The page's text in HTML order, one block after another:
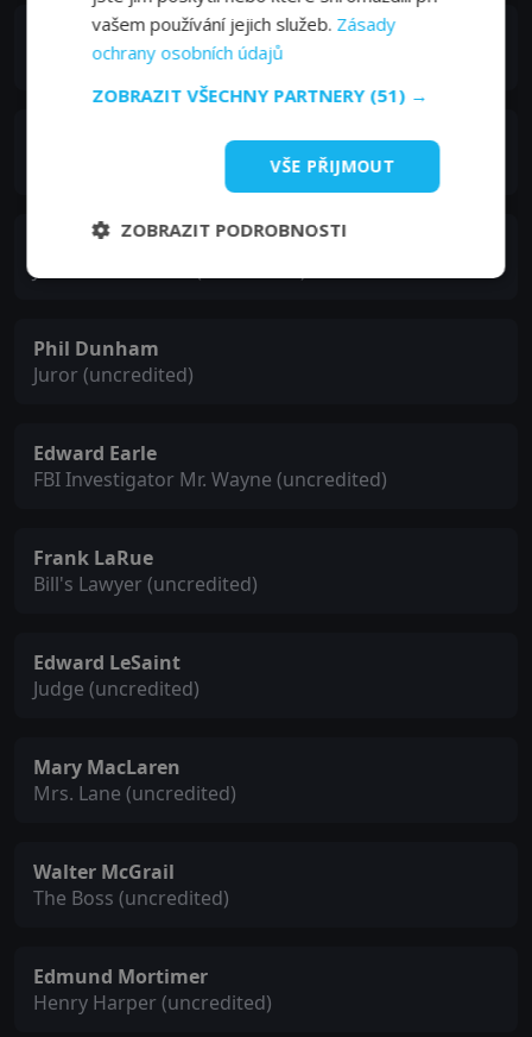
Richard Alexander
Pete Daley (uncredited)
Lester Dorr
Joe the Bartender (uncredited)
Phil Dunham
Juror (uncredited)
Edward Earle
FBI Investigator Mr. Wayne (uncredited)
Frank LaRue
Bill's Lawyer (uncredited)
Edward LeSaint
Judge (uncredited)
Mary MacLaren
Mrs. Lane (uncredited)
Walter McGrail
The Boss (uncredited)
Edmund Mortimer
Henry Harper (uncredited)
vašem používání jejich služeb. Zásady
ochrany osobních údajů
ZOBRAZIT VŠECHNY PARTNERY (51) →
VŠE PŘIJMOUT
ZOBRAZIT PODROBNOSTI